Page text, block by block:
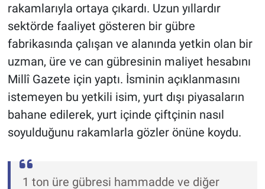
rakamlarıyla ortaya çıkardı. Uzun yıllardır
sektörde faaliyet gösteren bir gübre
fabrikasında çalışan ve alanında yetkin olan bir
uzman, üre ve can gübresinin maliyet hesabını
Millî Gazete için yaptı. İsminin açıklanmasını
istemeyen bu yetkili isim, yurt dışı piyasaların
bahane edilerek, yurt içinde çiftçinin nasıl
soyulduğunu rakamlarla gözler önüne koydu.
1 ton üre gübresi hammadde ve diğer